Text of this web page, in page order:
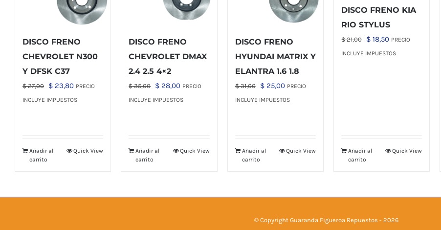
DISCO FRENO
CHEVROLET N300
Y DFSK C37
$27,00
El
precio
$ 23,80El
precio
PRECIO
INCLUYE IMPUESTOS
Añadir al
carrito
Quick View
DISCO FRENO
CHEVROLET DMAX
2.4 2.5 4×2
$35,00
El
precio
$ 28,00El
precio
PRECIO
INCLUYE IMPUESTOS
Añadir al
carrito
Quick View
DISCO FRENO
HYUNDAI MATRIX Y
ELANTRA 1.6 1.8
$31,00
El
precio
$25,00El
precio
PRECIO
INCLUYE IMPUESTOS
Añadir al
carrito
Quick View
DISCO FRENO KIA
RIO STYLUS
$21,00
El
precio
$18,50El
precio
PRECIO
INCLUYE IMPUESTOS
Añadir al
carrito
Quick View
© Copyright Guaranda Figueroa Repuestos - 2026